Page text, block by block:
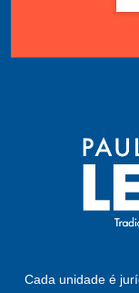
Cada unidade é